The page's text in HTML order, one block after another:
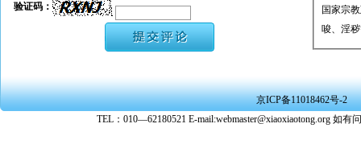
国家宗
唆、淫
★ 承担
★ 在本
转载、
★ 参与
验证码：
京ICP备11018462号-2
TEL：010—62180521 E-mail:webmaster@xiaoxiaotong.org 如